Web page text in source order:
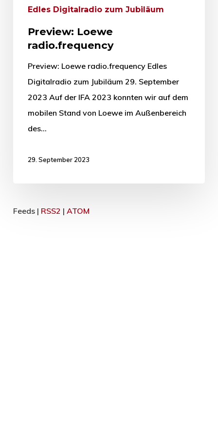
Edles Digitalradio zum Jubiläum
Preview: Loewe
radio.frequency
Preview: Loewe radio.frequency Edles
Digitalradio zum Jubiläum 29. September
2023 Auf der IFA 2023 konnten wir auf dem
mobilen Stand von Loewe im Außenbereich
des…
29. September 2023
Feeds | RSS2 | ATOM